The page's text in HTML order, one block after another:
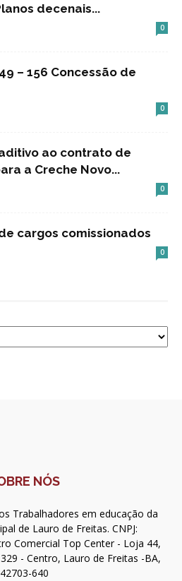
decenais...
0
– 156 Concessão de
0
ao contrato de
a Creche Novo...
0
cargos comissionados
0
NÓS
Trabalhadores em educação da
de Lauro de Freitas. CNPJ:
Comercial Top Center - Loja 44,
- Centro, Lauro de Freitas -BA,
42703-640